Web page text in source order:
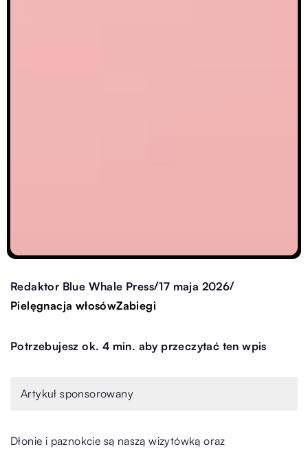
Redaktor Blue Whale Press/17 maja 2026/
Pielęgnacja włosówZabiegi
Potrzebujesz ok. 4 min. aby przeczytać ten wpis
Artykuł sponsorowany
Dłonie i paznokcie są naszą wizytówką oraz